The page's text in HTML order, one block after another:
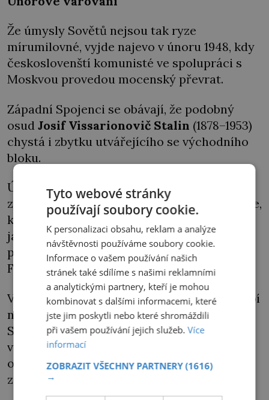
Že úmysly Sovětů nejsou tak ryze
mírumilovné, vyjde najevo v únoru 1948, kdy
českoslovenští komunisté ve spolupráci s
Moskvou provedou mocenský převrat.
Západní Spojenci se obávají, že podobný
osud Josif Vissarionovič Stalin (1878–1953)
chystá i zbytku utvářejícího se východního
bloku.
Únorový převrat v Československu je
zlomovým okamžikem i pro obyčejné Němce,
kteří podle Nigrina až dosud „nedospěli k
jasnému přesvědčení, zda je pro ně
přínosnější okupace Američany, Brity,
Francouzi či Sověty“.
V poválečných letech totiž všechny zóny trpí
nedostatkem potravin i jiného zboží.
Sovětský svaz, vědom si strategického
významu plného talíře pro náklonnost
obyvatel, však kolikrát dokáže proviant
zajistit lépe.
Tyto webové stránky
používají soubory cookie.
K personalizaci obsahu, reklam a analýze
návštěvnosti používáme soubory cookie.
Informace o vašem používání našich
stránek také sdílíme s našimi reklamními
a analytickými partnery, kteří je mohou
kombinovat s dalšími informacemi, které
jste jim poskytli nebo které shromáždili
při vašem používání jejich služeb.Více
informací
ZOBRAZIT VŠECHNY PARTNERY(1616)
→